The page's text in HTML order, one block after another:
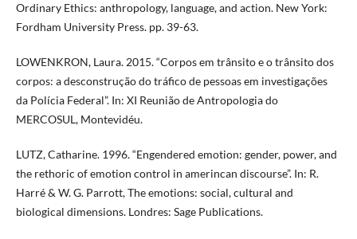
Ordinary Ethics: anthropology, language, and action. New York:
Fordham University Press. pp. 39-63.
LOWENKRON, Laura. 2015. “Corpos em trânsito e o trânsito dos
corpos: a desconstrução do tráfico de pessoas em investigações
da Polícia Federal”. In: XI Reunião de Antropologia do
MERCOSUL, Montevidéu.
LUTZ, Catharine. 1996. “Engendered emotion: gender, power, and
the rethoric of emotion control in amerincan discourse”. In: R.
Harré & W. G. Parrott, The emotions: social, cultural and
biological dimensions. Londres: Sage Publications.